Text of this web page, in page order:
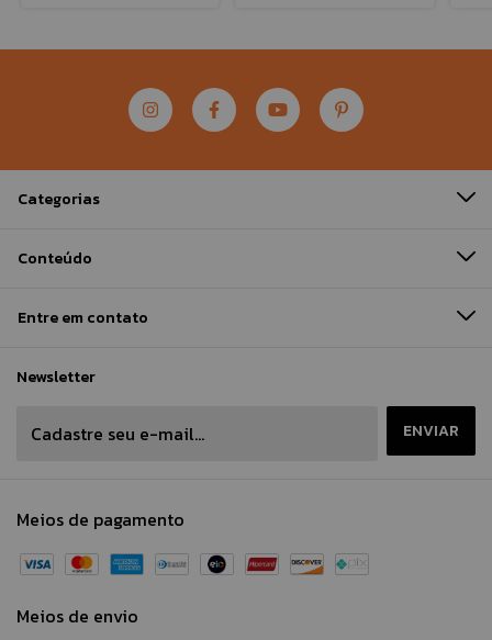
Categorias
Conteúdo
Entre em contato
Newsletter
Meios de pagamento
Meios de envio